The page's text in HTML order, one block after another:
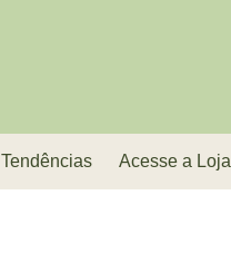
Tendências Acesse a Loja